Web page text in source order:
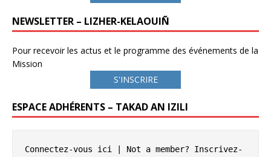
NEWSLETTER – LIZHER-KELAOUIÑ
Pour recevoir les actus et le programme des événements de la
Mission
S'INSCRIRE
ESPACE ADHÉRENTS – TAKAD AN IZILI
Connectez-vous ici | Not a member? Inscrivez-